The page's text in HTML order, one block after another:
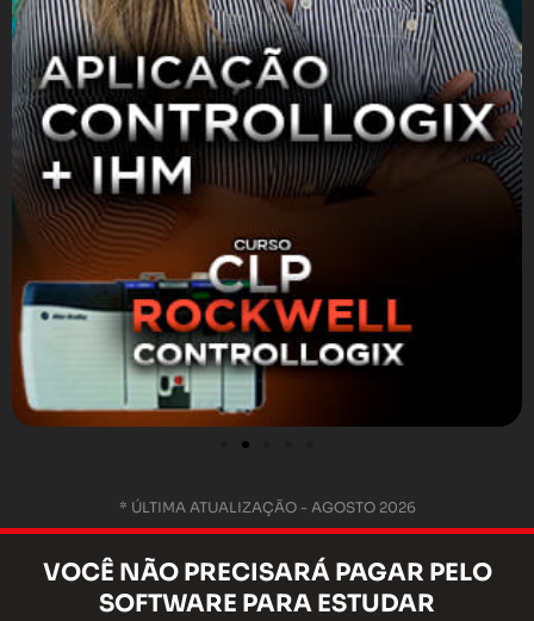
* ÚLTIMA ATUALIZAÇÃO - AGOSTO 2026
VOCÊ NÃOPRECISARÁ PAGAR PELO
SOFTWARE PARA ESTUDAR